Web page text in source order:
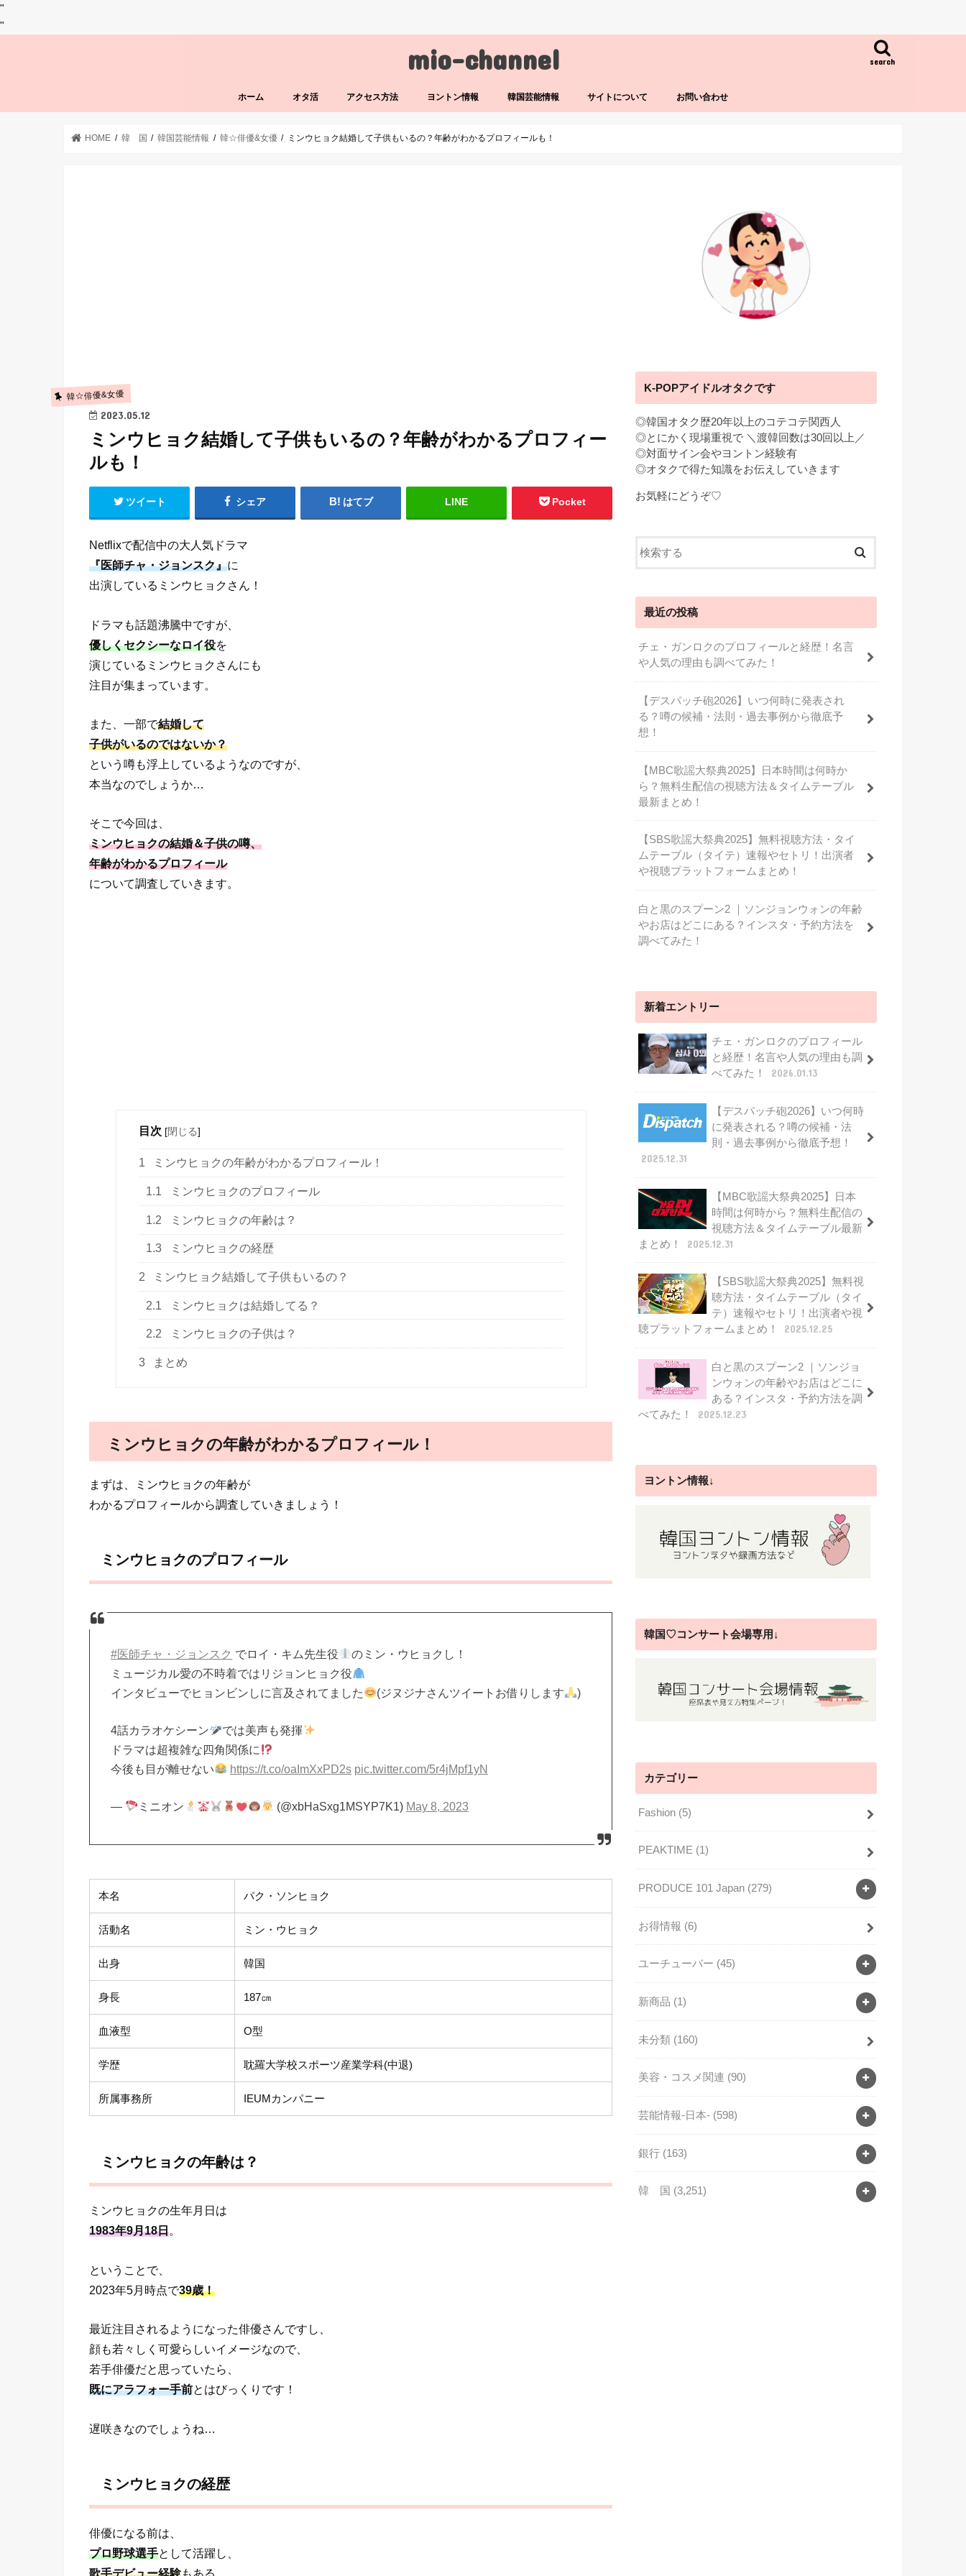
"
"
mio-channel search
ホーム オタ活 アクセス方法 ヨントン情報 韓国芸能情報 サイトについて お問い合わせ
HOME 韓 国 韓国芸能情報 韓☆俳優&女優 ミンウヒョク結婚して子供もいるの？年齢がわかるプロフィールも！
韓☆俳優&女優
2023.05.12
ミンウヒョク結婚して子供もいるの？年齢がわかるプロフィー
ルも！
ツイート シェア はてブ LINE Pocket
Netflixで配信中の大人気ドラマ
『医師チャ・ジョンスク』に
出演しているミンウヒョクさん！
ドラマも話題沸騰中ですが、
優しくセクシーなロイ役を
演じているミンウヒョクさんにも
注目が集まっています。
また、一部で結婚して
子供がいるのではないか？
という噂も浮上しているようなのですが、
本当なのでしょうか…
そこで今回は、
ミンウヒョクの結婚＆子供の噂、
年齢がわかるプロフィール
について調査していきます。
目次 [閉じる]
1 ミンウヒョクの年齢がわかるプロフィール！
1.1 ミンウヒョクのプロフィール
1.2 ミンウヒョクの年齢は？
1.3 ミンウヒョクの経歴
2 ミンウヒョク結婚して子供もいるの？
2.1 ミンウヒョクは結婚してる？
2.2 ミンウヒョクの子供は？
3 まとめ
ミンウヒョクの年齢がわかるプロフィール！
まずは、ミンウヒョクの年齢が
わかるプロフィールから調査していきましょう！
ミンウヒョクのプロフィール
#医師チャ・ジョンスク でロイ・キム先生役
のミン・ウヒョクし！
ミュージカル愛の不時着ではリジョンヒョク役
インタビューでヒョンビンしに言及されてました
(ジヌジナさんツイートお借りします )
4話カラオケシーン
では美声も発揮
ドラマは超複雑な四角関係に
今後も目が離せない
https://t.co/oaImXxPD2s pic.twitter.com/5r4jMpf1yN
— ミニオン (@xbHaSxg1MSYP7K1) May 8, 2023
本名 パク・ソンヒョク
活動名 ミン・ウヒョク
出身 韓国
身長 187㎝
血液型 O型
学歴 耽羅大学校スポーツ産業学科(中退)
所属事務所 IEUMカンパニー
ミンウヒョクの年齢は？
ミンウヒョクの生年月日は
1983年9月18日。
ということで、
2023年5月時点で39歳！
最近注目されるようになった俳優さんですし、
顔も若々しく可愛らしいイメージなので、
若手俳優だと思っていたら、
既にアラフォー手前とはびっくりです！
遅咲きなのでしょうね…
ミンウヒョクの経歴
俳優になる前は、
プロ野球選手として活躍し、
歌手デビュー経験もある
K-POPアイドルオタクです
◎韓国オタク歴20年以上のコテコテ関西人
◎とにかく現場重視で ＼渡韓回数は30回以上／
◎対面サイン会やヨントン経験有
◎オタクで得た知識をお伝えしていきます
お気軽にどうぞ♡
最近の投稿
チェ・ガンロクのプロフィールと経歴！名言
や人気の理由も調べてみた！
【デスパッチ砲2026】いつ何時に発表され
る？噂の候補・法則・過去事例から徹底予
想！
【MBC歌謡大祭典2025】日本時間は何時か
ら？無料生配信の視聴方法＆タイムテーブル
最新まとめ！
【SBS歌謡大祭典2025】無料視聴方法・タイ
ムテーブル（タイテ）速報やセトリ！出演者
や視聴プラットフォームまとめ！
白と黒のスプーン2 ｜ソンジョンウォンの年齢
やお店はどこにある？インスタ・予約方法を
調べてみた！
新着エントリー
チェ・ガンロクのプロフィール
と経歴！名言や人気の理由も調
べてみた！
2026.01.13
【デスパッチ砲2026】いつ何時
に発表される？噂の候補・法
則・過去事例から徹底予想！
2025.12.31
【MBC歌謡大祭典2025】日本
時間は何時から？無料生配信の
視聴方法＆タイムテーブル最新
まとめ！
2025.12.31
【SBS歌謡大祭典2025】無料視
聴方法・タイムテーブル（タイ
テ）速報やセトリ！出演者や視
聴プラットフォームまとめ！
2025.12.25
白と黒のスプーン2 ｜ソンジョ
ンウォンの年齢やお店はどこに
ある？インスタ・予約方法を調
べてみた！
2025.12.23
ヨントン情報↓
韓国♡コンサート会場専用↓
カテゴリー
Fashion (5)
PEAKTIME (1)
PRODUCE 101 Japan (279)
お得情報 (6)
ユーチューバー (45)
新商品 (1)
未分類 (160)
美容・コスメ関連 (90)
芸能情報-日本- (598)
銀行 (163)
韓 国 (3,251)